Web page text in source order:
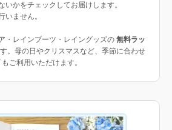
いかをチェックしてお届けします。
ません。
・レインブーツ・レイングッズの 無料ラッ
。母の日やクリスマスなど、季節に合わせ
もご利用いただけます。